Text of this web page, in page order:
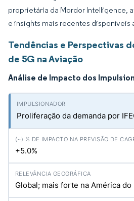
proprietária da Mordor Intelligence,
e insights mais recentes disponíveis
Tendências e Perspectivas
de 5G na Aviação
Análise de Impacto dos
Proliferação da demanda por
+5.0%
Global; mais forte na América